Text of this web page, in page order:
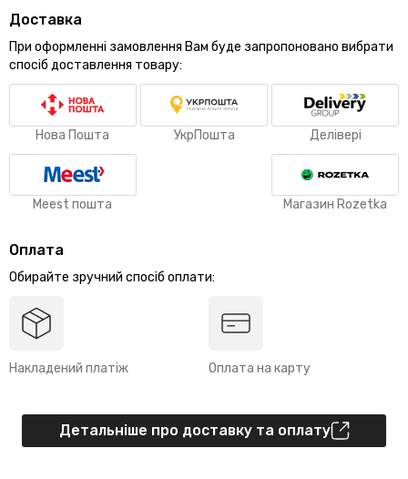
Доставка
При оформленні замовлення Вам буде запропоновано вибрати
спосіб доставлення товару:
Нова Пошта УкрПошта Делівері
Meest пошта Магазин Rozetka
Оплата
Обирайте зручний спосіб оплати:
Накладений платіж Оплата на карту
Детальніше про доставку та оплату